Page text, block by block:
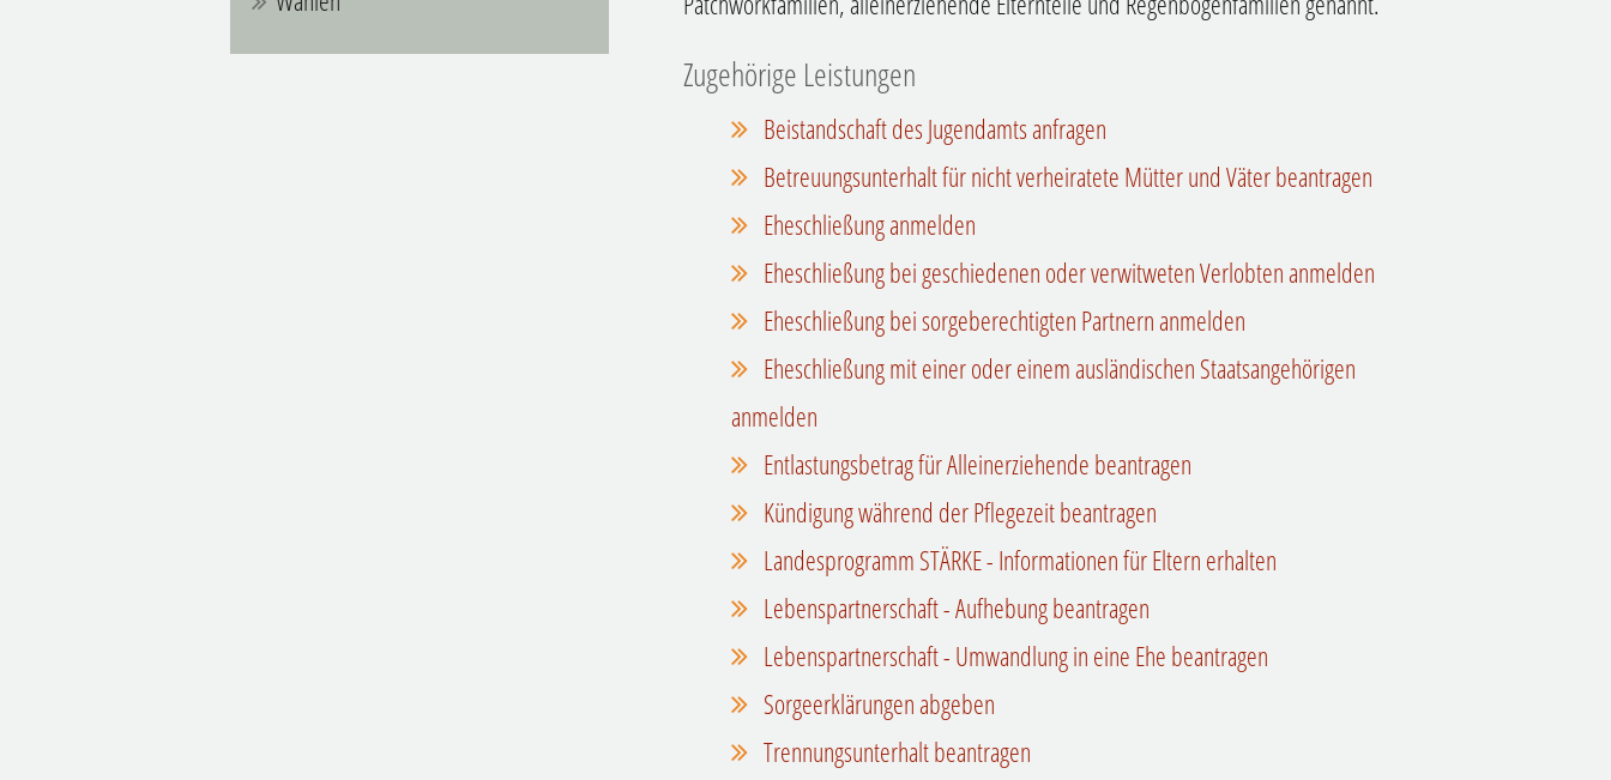
Zugehörige Leistungen
Beistandschaft des Jugendamts anfragen
Betreuungsunterhalt für nicht verheiratete Mütter und Väter beantragen
Eheschließung anmelden
Eheschließung bei geschiedenen oder verwitweten Verlobten anmelden
Eheschließung bei sorgeberechtigten Partnern anmelden
Eheschließung mit einer oder einem ausländischen Staatsangehörigen
anmelden
Entlastungsbetrag für Alleinerziehende beantragen
Kündigung während der Pflegezeit beantragen
Landesprogramm STÄRKE - Informationen für Eltern erhalten
Lebenspartnerschaft - Aufhebung beantragen
Lebenspartnerschaft - Umwandlung in eine Ehe beantragen
Sorgeerklärungen abgeben
Trennungsunterhalt beantragen